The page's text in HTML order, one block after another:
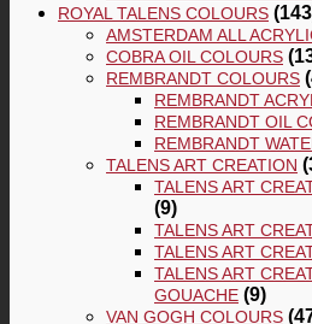
ROYAL TALENS COLOURS
AMSTERDAM ALL
COBRA OIL COLOURS
REMBRANDT COLOURS
REMBRANDT
REMBRANDT OIL
REMBRANDT
TALENS ART CREATION
TALENS ART
(9)
TALENS ART
TALENS ART
TALENS ART
GOUACHE (9)
VAN GOGH COLOURS